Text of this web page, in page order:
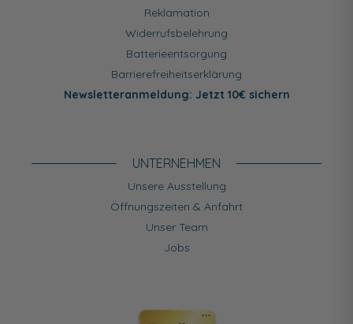
Reklamation
Widerrufsbelehrung
Batterieentsorgung
Barrierefreiheitserklärung
Newsletteranmeldung: Jetzt 10€ sichern
UNTERNEHMEN
Unsere Ausstellung
Öffnungszeiten & Anfahrt
Unser Team
Jobs